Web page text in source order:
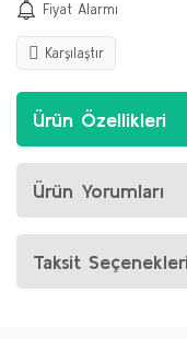
Fiyat Alarmı
Karşılaştır
Ürün Özellikleri
Ürün Yorumları
Taksit Seçenekleri